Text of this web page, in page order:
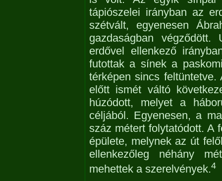
tápiószelei irányban az
szétvált, egyenesen
gazdaságban
erdővel ellenkező
futottak a sínek a
térképen sincs
előtt ismét váltó
húzódott, melyet a
céljából. Egyenesen, a
száz métert folytatódott. A
épülete, melynek az út
ellenkezőleg néhány
mehettek a szerelvények.4